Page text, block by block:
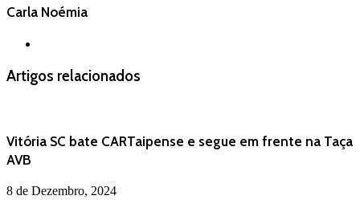
Carla Noémia
Artigos relacionados
Vitória SC bate CARTaipense e segue em frente na Taça
AVB
8 de Dezembro, 2024